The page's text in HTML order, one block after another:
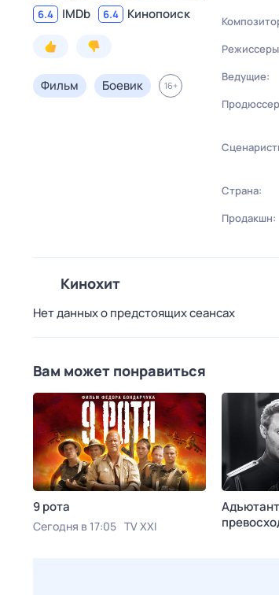
6.4 IMDb 6.4 Кинопоиск
Фильм Боевик 16+
Ведущие:
Страна:
Продакшн:
Кинохит
Нет данных о предстоящих сеансах
Вам может понравиться
9 рота
Сегодня в 17:05 TV XXI